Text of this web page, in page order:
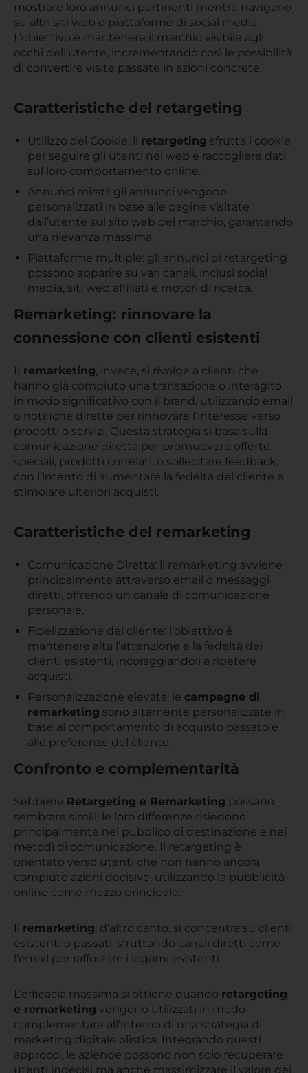
mostrare loro annunci pertinenti mentre navigano
su altri siti web o piattaforme di social media.
L’obiettivo è mantenere il marchio visibile agli
occhi dell’utente, incrementando così le possibilità
di convertire visite passate in azioni concrete.
Caratteristiche del retargeting
Utilizzo dei Cookie: il retargeting sfrutta i cookie
per seguire gli utenti nel web e raccogliere dati
sul loro comportamento online.
Annunci mirati: gli annunci vengono
personalizzati in base alle pagine visitate
dall’utente sul sito web del marchio, garantendo
una rilevanza massima.
Piattaforme multiple: gli annunci di retargeting
possono apparire su vari canali, inclusi social
media, siti web affiliati e motori di ricerca.
Remarketing: rinnovare la
connessione con clienti esistenti
Il remarketing, invece, si rivolge a clienti che
hanno già compiuto una transazione o interagito
in modo significativo con il brand, utilizzando email
o notifiche dirette per rinnovare l’interesse verso
prodotti o servizi. Questa strategia si basa sulla
comunicazione diretta per promuovere offerte
speciali, prodotti correlati, o sollecitare feedback,
con l’intento di aumentare la fedeltà del cliente e
stimolare ulteriori acquisti.
Caratteristiche del remarketing
Comunicazione Diretta: il remarketing avviene
principalmente attraverso email o messaggi
diretti, offrendo un canale di comunicazione
personale.
Fidelizzazione del cliente: l’obiettivo è
mantenere alta l’attenzione e la fedeltà dei
clienti esistenti, incoraggiandoli a ripetere
acquisti.
Personalizzazione elevata: le campagne di
remarketing sono altamente personalizzate in
base al comportamento di acquisto passato e
alle preferenze del cliente.
Confronto e complementarità
Sebbene Retargeting e Remarketing possano
sembrare simili, le loro differenze risiedono
principalmente nel pubblico di destinazione e nei
metodi di comunicazione. Il retargeting è
orientato verso utenti che non hanno ancora
compiuto azioni decisive, utilizzando la pubblicità
online come mezzo principale.
Il remarketing, d’altro canto, si concentra su clienti
esistenti o passati, sfruttando canali diretti come
l’email per rafforzare i legami esistenti.
L’efficacia massima si ottiene quando retargeting
e remarketing vengono utilizzati in modo
complementare all’interno di una strategia di
marketing digitale olistica. Integrando questi
approcci, le aziende possono non solo recuperare
utenti indecisi ma anche massimizzare il valore dei